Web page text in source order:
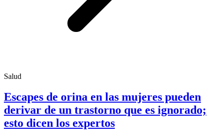
Salud
Escapes de orina en las mujeres pueden
derivar de un trastorno que es ignorado;
esto dicen los expertos